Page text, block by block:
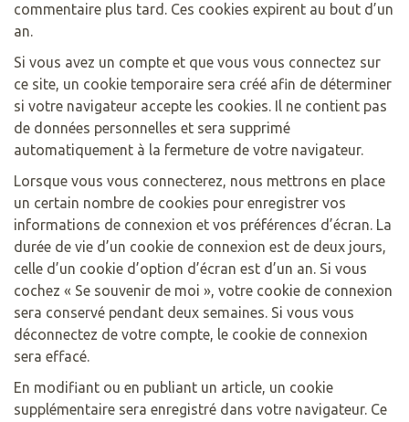
commentaire plus tard. Ces cookies expirent au bout d’un
an.
Si vous avez un compte et que vous vous connectez sur
ce site, un cookie temporaire sera créé afin de déterminer
si votre navigateur accepte les cookies. Il ne contient pas
de données personnelles et sera supprimé
automatiquement à la fermeture de votre navigateur.
Lorsque vous vous connecterez, nous mettrons en place
un certain nombre de cookies pour enregistrer vos
informations de connexion et vos préférences d’écran. La
durée de vie d’un cookie de connexion est de deux jours,
celle d’un cookie d’option d’écran est d’un an. Si vous
cochez « Se souvenir de moi », votre cookie de connexion
sera conservé pendant deux semaines. Si vous vous
déconnectez de votre compte, le cookie de connexion
sera effacé.
En modifiant ou en publiant un article, un cookie
supplémentaire sera enregistré dans votre navigateur. Ce